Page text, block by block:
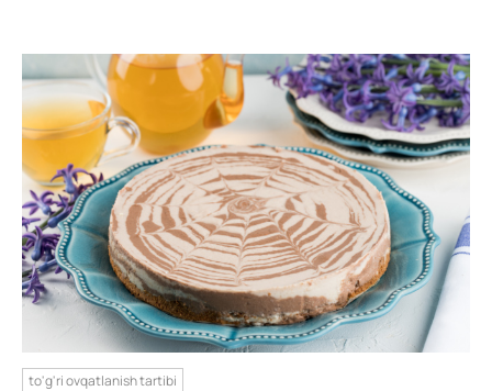
to'g'ri ovqatlanish tartibi